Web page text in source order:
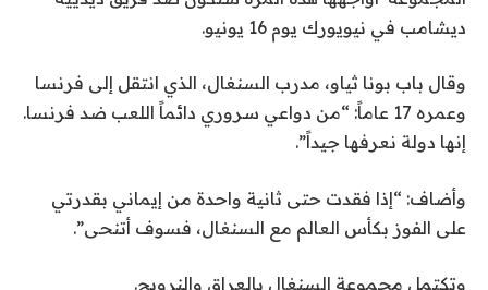
ديشامب في نيويورك يوم 16 يونيو.
وقال باب بونا ثياو، مدرب السنغال، الذي انتقل إلى فرنسا
وعمره 17 عاماً: “من دواعي سروري دائماً اللعب ضد فرنسا.
إنها دولة نعرفها جيداً”.
وأضاف: “إذا فقدت حتى ثانية واحدة من إيماني بقدرتي
على الفوز بكأس العالم مع السنغال، فسوف أتنحى”.
وتكتمل مجموعة السنغال بالعراق والنرويج.